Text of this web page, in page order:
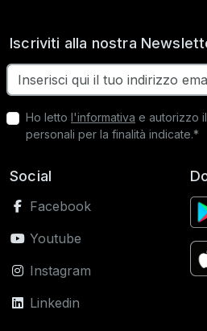
Iscriviti alla nostra
Ho letto l'informativa e autorizzo
personali per la finalità indicate.*
Social
Facebook
Youtube
Instagram
Linkedin